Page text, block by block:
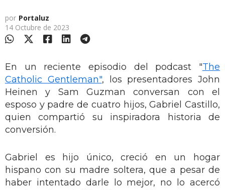
por Portaluz
14 Octubre de 2023
En un reciente episodio del podcast "The
Catholic Gentleman", los presentadores John
Heinen y Sam Guzman conversan con el
esposo y padre de cuatro hijos, Gabriel Castillo,
quien compartió su inspiradora historia de
conversión.
Gabriel es hijo único, creció en un hogar
hispano con su madre soltera, que a pesar de
haber intentado darle lo mejor, no lo acercó